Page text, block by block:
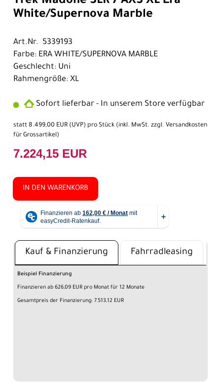
White/Supernova Marble
Art.Nr. 5339193
Farbe: ERA WHITE/SUPERNOVA MARBLE
Geschlecht: Uni
Rahmengröße: XL
Sofort lieferbar - In unserem Store verfügbar
statt 8.499,00 EUR (UVP) pro Stück (inkl. MwSt. zzgl. Versandkosten
für Grossartikel)
7.224,15 EUR
IN DEN WARENKORB
Kauf & Finanzierung Fahrradleasing
Beispiel Finanzierung
Finanzieren ab 626,09 EUR pro Monat für 12 Monate
Gesamtpreis der Finanzierung: 7.513,12 EUR